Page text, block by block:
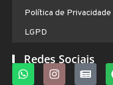
Política de Privacidade
LGPD
Redes Sociais